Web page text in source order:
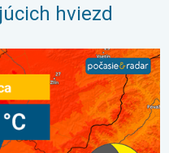
hviezd
teploty. Extrémne horúčavy